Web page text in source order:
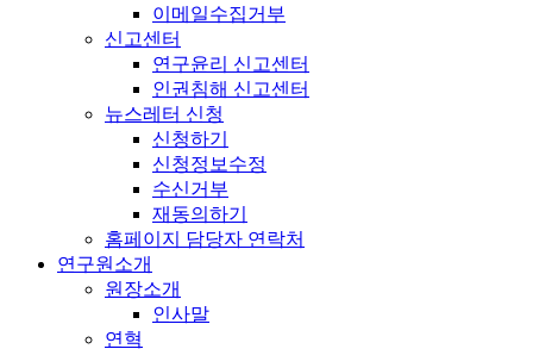
이메일수집거부
신고센터
연구윤리 신고센터
인권침해 신고센터
뉴스레터 신청
신청하기
신청정보수정
수신거부
재동의하기
홈페이지 담당자 연락처
연구원소개
원장소개
인사말
연혁